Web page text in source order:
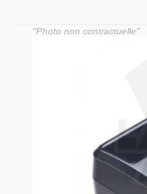
"Photo non contractuelle"